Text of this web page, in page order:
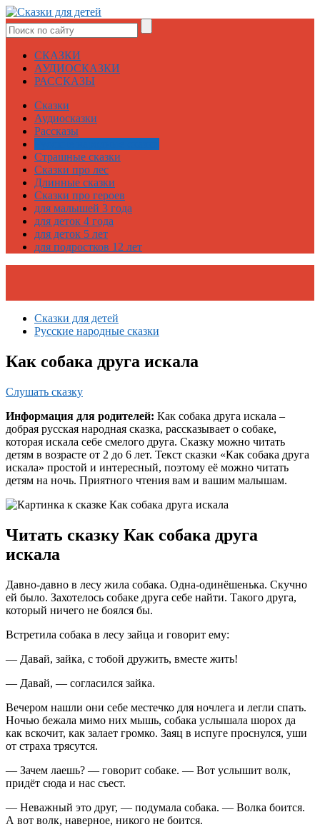
СКАЗКИ
АУДИОСКАЗКИ
РАССКАЗЫ
Сказки
Аудиосказки
Рассказы
Страшные сказки
Сказки про лес
Длинные сказки
Сказки про героев
для малышей 3 года
для деток 4 года
для деток 5 лет
для подростков 12 лет
Сказки для детей
Русские народные сказки
Как собака друга искала
Слушать сказку
Информация для родителей: Как собака друга искала –
добрая русская народная сказка, рассказывает о собаке,
которая искала себе смелого друга. Сказку можно читать
детям в возрасте от 2 до 6 лет. Текст сказки «Как собака друга
искала» простой и интересный, поэтому её можно читать
детям на ночь. Приятного чтения вам и вашим малышам.
Читать сказку Как собака друга
искала
Давно-давно в лесу жила собака. Одна-одинёшенька. Скучно
ей было. Захотелось собаке друга себе найти. Такого друга,
который ничего не боялся бы.
Встретила собака в лесу зайца и говорит ему:
— Давай, зайка, с тобой дружить, вместе жить!
— Давай, — согласился зайка.
Вечером нашли они себе местечко для ночлега и легли спать.
Ночью бежала мимо них мышь, собака услышала шорох да
как вскочит, как залает громко. Заяц в испуге проснулся, уши
от страха трясутся.
— Зачем лаешь? — говорит собаке. — Вот услышит волк,
придёт сюда и нас съест.
— Неважный это друг, — подумала собака. — Волка боится.
А вот волк, наверное, никого не боится.